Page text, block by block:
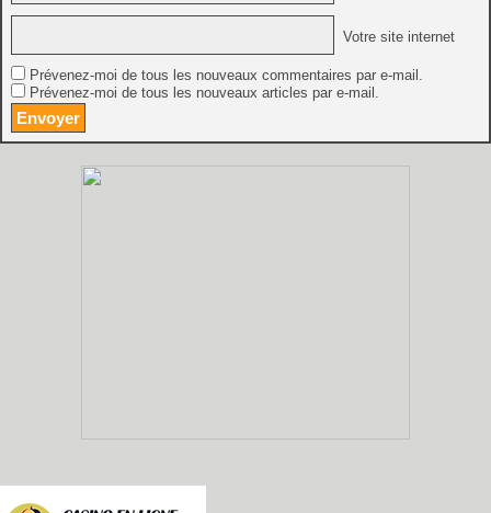
Votre site internet
Prévenez-moi de tous les nouveaux commentaires par e-mail.
Prévenez-moi de tous les nouveaux articles par e-mail.